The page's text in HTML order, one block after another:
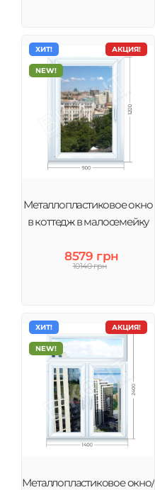
АКЦИЯ!
ХИТ!
NEW!
Металлопластиковое окно
в коттедж в малосемейку
8579 грн
10140 грн
АКЦИЯ!
ХИТ!
NEW!
Металлопластиковое окно/